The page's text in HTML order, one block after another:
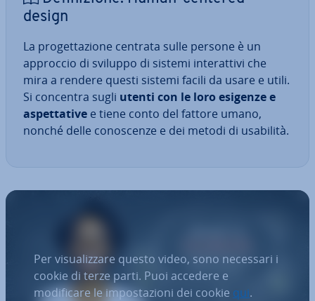
design
La pro­get­ta­zio­ne centrata sulle persone è un
approccio di sviluppo di sistemi in­te­rat­ti­vi che
mira a rendere questi sistemi facili da usare e utili.
Si concentra sugli utenti con le loro esigenze e
aspet­ta­ti­ve e tiene conto del fattore umano,
nonché delle co­no­scen­ze e dei metodi di usabilità.
Per visualizzare questo video, sono necessari i
cookie di terze parti. Puoi accedere e
modificare le impostazioni dei cookie qui.